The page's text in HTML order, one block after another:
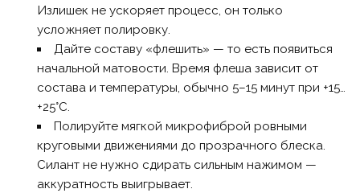
Излишек не ускоряет процесс, он только
усложняет полировку.
Дайте составу «флешить» — то есть появиться
начальной матовости. Время флеша зависит от
состава и температуры, обычно 5–15 минут при +15…
+25°C.
Полируйте мягкой микрофиброй ровными
круговыми движениями до прозрачного блеска.
Силант не нужно сдирать сильным нажимом —
аккуратность выигрывает.